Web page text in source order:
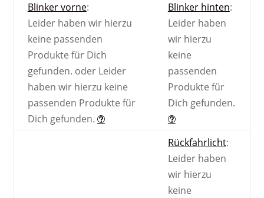
Blinker vorne:
Leider haben wir hierzu
keine passenden
Produkte für Dich
gefunden. oder Leider
haben wir hierzu keine
passenden Produkte für
Dich gefunden.
Blinker hinten:
Leider haben
wir hierzu
keine
passenden
Produkte für
Dich gefunden.
Rückfahrlicht:
Leider haben
wir hierzu
keine